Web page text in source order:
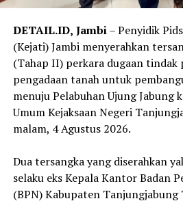
DETAIL.ID, Jambi– Penyidik
(Kejati) Jambi menyerahkan
(Tahap II) perkara dugaan tindak
pengadaan tanah untuk
menuju Pelabuhan Ujung Jabung
Umum Kejaksaan Negeri
malam, 4 Agustus 2026.
‎Dua tersangka yang diserahkan
selaku eks Kepala Kantor Badan
(BPN) Kabupaten